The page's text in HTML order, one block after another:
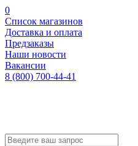
0
Список магазинов
Доставка и оплата
Предзаказы
Наши новости
Вакансии
8 (800) 700-44-41